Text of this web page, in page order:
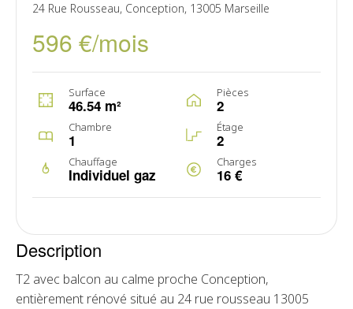
24 Rue Rousseau, Conception, 13005 Marseille
596 €/mois
Surface
46.54 m²
Pièces
2
Chambre
1
Étage
2
Chauffage
Individuel gaz
Charges
16 €
Description
T2 avec balcon au calme proche Conception,
entièrement rénové situé au 24 rue rousseau 13005